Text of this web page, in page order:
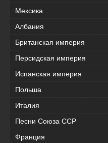
Мексика
Албания
Британская империя
Персидская империя
Испанская империя
Польша
Италия
Песни Союза ССР
Франция